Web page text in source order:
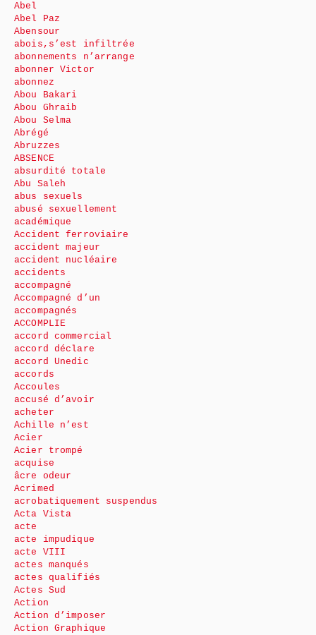
Abel
Abel Paz
Abensour
abois,s’est infiltrée
abonnements n’arrange
abonner Victor
abonnez
Abou Bakari
Abou Ghraib
Abou Selma
Abrégé
Abruzzes
ABSENCE
absurdité totale
Abu Saleh
abus sexuels
abusé sexuellement
académique
Accident ferroviaire
accident majeur
accident nucléaire
accidents
accompagné
Accompagné d’un
accompagnés
ACCOMPLIE
accord commercial
accord déclare
accord Unedic
accords
Accoules
accusé d’avoir
acheter
Achille n’est
Acier
Acier trompé
acquise
âcre odeur
Acrimed
acrobatiquement suspendus
Acta Vista
acte
acte impudique
acte VIII
actes manqués
actes qualifiés
Actes Sud
Action
Action d’imposer
Action Graphique